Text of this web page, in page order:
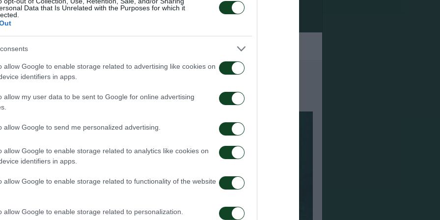
Data that Is Unrelated with the Purposes for which it
allow Google to enable storage related to advertising like cookies on
identifiers in apps.
allow my user data to be sent to Google for online advertising
allow Google to send me personalized advertising.
allow Google to enable storage related to analytics like cookies on
identifiers in apps.
allow Google to enable storage related to functionality of the website
allow Google to enable storage related to personalization.
τομείς.
click πάνω στην παρακάτω φωτογραφία.